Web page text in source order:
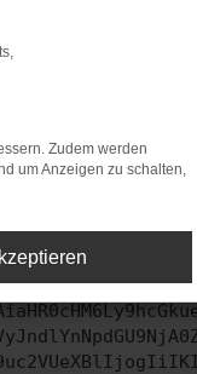
Browser oder in
werden.
uns diesen
Zudem werden
um Anzeigen zu schalten,